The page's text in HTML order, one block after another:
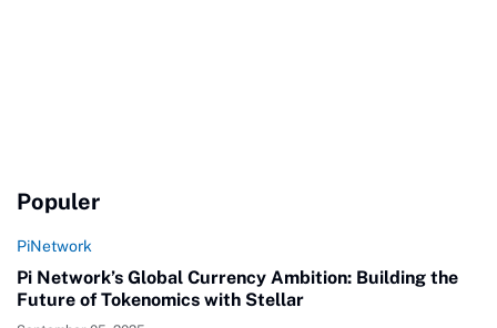
Populer
PiNetwork
Pi Network’s Global Currency Ambition: Building the
Future of Tokenomics with Stellar